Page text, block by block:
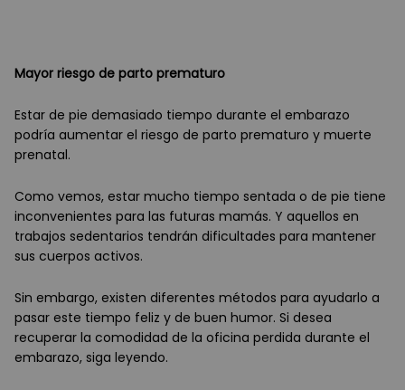
Mayor riesgo de parto prematuro
Estar de pie demasiado tiempo durante el embarazo
podría aumentar el riesgo de parto prematuro y muerte
prenatal.
Como vemos, estar mucho tiempo sentada o de pie tiene
inconvenientes para las futuras mamás. Y aquellos en
trabajos sedentarios tendrán dificultades para mantener
sus cuerpos activos.
Sin embargo, existen diferentes métodos para ayudarlo a
pasar este tiempo feliz y de buen humor. Si desea
recuperar la comodidad de la oficina perdida durante el
embarazo, siga leyendo.